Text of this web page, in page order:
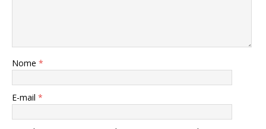
Nome *
E-mail *